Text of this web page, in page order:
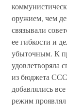
оружием, чем
связывали
ее гибкости и
убыточным. К
удовлетворяла
из бюджета
добавлялись
режим